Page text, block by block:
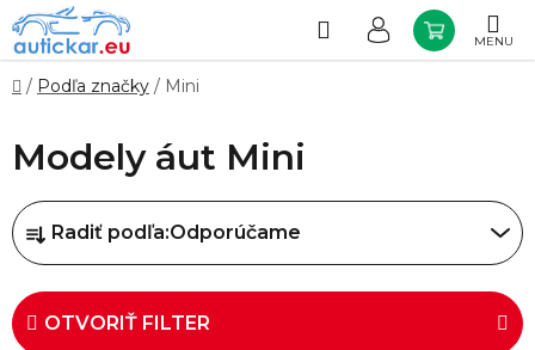
Prejsť
na
obsah
Hľadať
KOŠÍK
Domov
/ Podľa značky / Mini
Modely áut Mini
R
a
d
e
Radiť podľa:Odporúčame
OTVORIŤ FILTER